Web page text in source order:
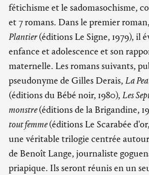
fétichisme et le sadomasochisme,
et 7 romans. Dans le premier roman,
Plantier(éditions Le Signe, 1979), il
enfance et adolescence et son
maternelle. Les romans suivants,
pseudonyme de Gilles Derais, La
(éditions du Bébé noir, 1980), Les
monstre(éditions de la Brigandine,
tout femme(éditions Le Scarabée
une véritable trilogie centrée
de Benoît Lange, journaliste
priapique. Ils seront réunis en un